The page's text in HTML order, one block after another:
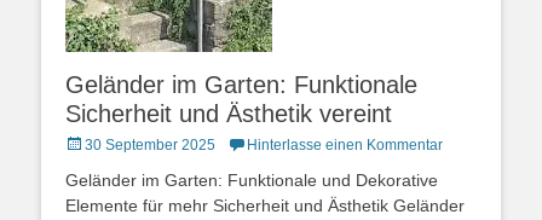
Geländer im Garten: Funktionale
Sicherheit und Ästhetik vereint
Posted
30 September 2025 Hinterlasse einen Kommentar
Geländer im Garten: Funktionale und Dekorative
Elemente für mehr Sicherheit und Ästhetik Geländer